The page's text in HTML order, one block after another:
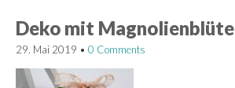
Deko mit Magnolienblüte
29. Mai 2019 • 0 Comments